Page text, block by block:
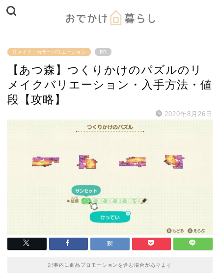
リメイク・カラーバリエーション PR
【あつ森】つくりかけのパズルのリ
メイクバリエーション・入手方法・値
段【攻略】
2020年8月26日
記事内に商品プロモーションを含む場合があります